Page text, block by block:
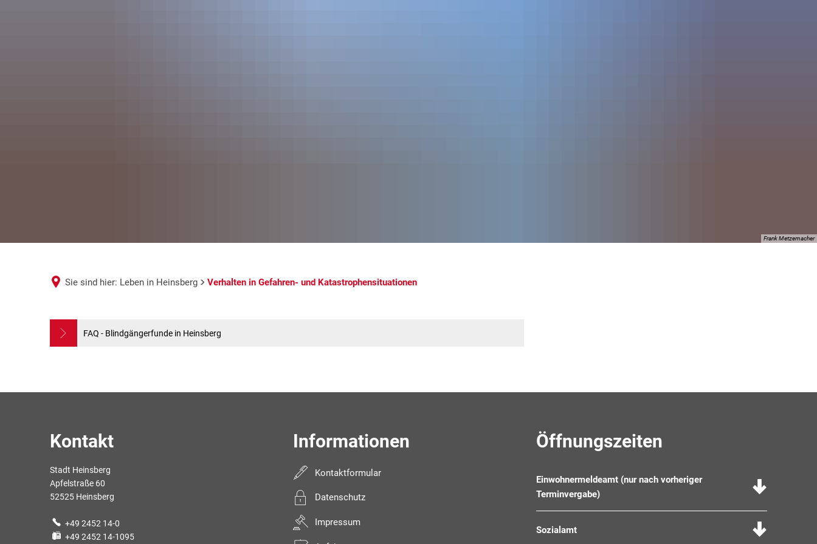
Frank Metzemacher
Sie sind hier: Leben in Heinsberg Verhalten in Gefahren- und Katastrophensituationen
Verhalten
Katastrophensituationen
FAQ - Blindgängerfunde in Heinsberg
Kontakt
Stadt Heinsberg
Apfelstraße 60
52525 Heinsberg
+49 2452 14-0
+49 2452 14-1095
Informationen
Kontaktformular
Datenschutz
Impressum
Öffnungszeiten
Einwohnermeldeamt (nur nach vorheriger
Terminvergabe)
Sozialamt